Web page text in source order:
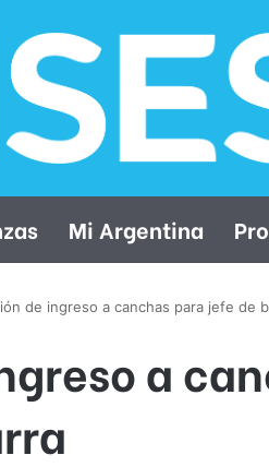
Mi Argentina
de ingreso a canchas para jefe de
a